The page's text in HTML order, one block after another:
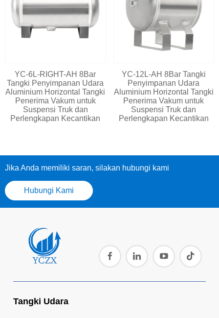
YC-6L-RIGHT-AH 8Bar
Tangki Penyimpanan Udara
Aluminium Horizontal Tangki
Penerima Vakum untuk
Suspensi Truk dan
Perlengkapan Kecantikan
YC-12L-AH 8Bar Tangki
Penyimpanan Udara
Aluminium Horizontal Tangki
Penerima Vakum untuk
Suspensi Truk dan
Perlengkapan Kecantikan
Jika Anda memiliki saran, silakan hubungi kami
Hubungi Kami
Tangki Udara